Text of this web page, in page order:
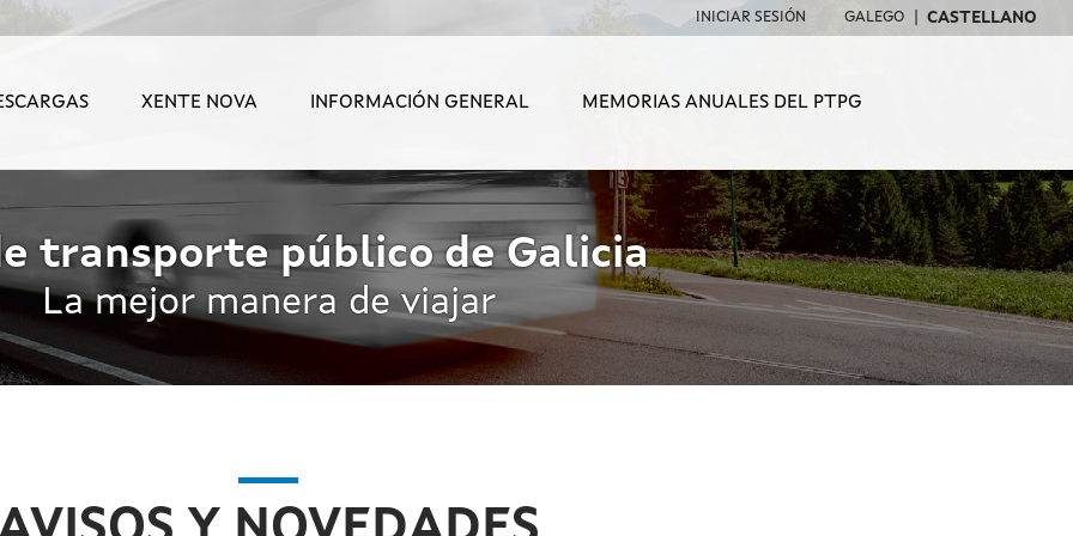
GALEGO CASTELLANO
INICIAR SESIÓN
XENTE NOVA INFORMACIÓN GENERAL MEMORIAS ANUALES DEL PTPG
transporte público de Galicia
La mejor manera de viajar